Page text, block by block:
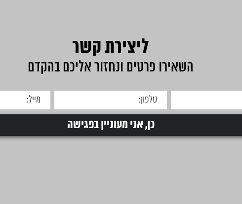
ליצירת קשר
השאירו פרטים ונחזור אליכם בהקדם